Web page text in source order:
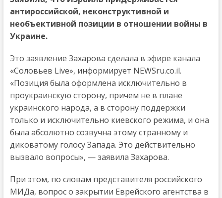
антироссийской, неконструктивной и
необъективной позиции в отношении войны в
Украине.
Это заявление Захарова сделала в эфире канала
«Соловьев Live», информирует NEWSru.co.il.
«Позиция была оформлена исключительно в
проукраинскую сторону, причем не в плане
украинского народа, а в сторону поддержки
только и исключительно киевского режима, и она
была абсолютно созвучна этому странному и
диковатому голосу Запада. Это действительно
вызвало вопросы», — заявила Захарова.
При этом, по словам представителя российского
МИДа, вопрос о закрытии Еврейского агентства в